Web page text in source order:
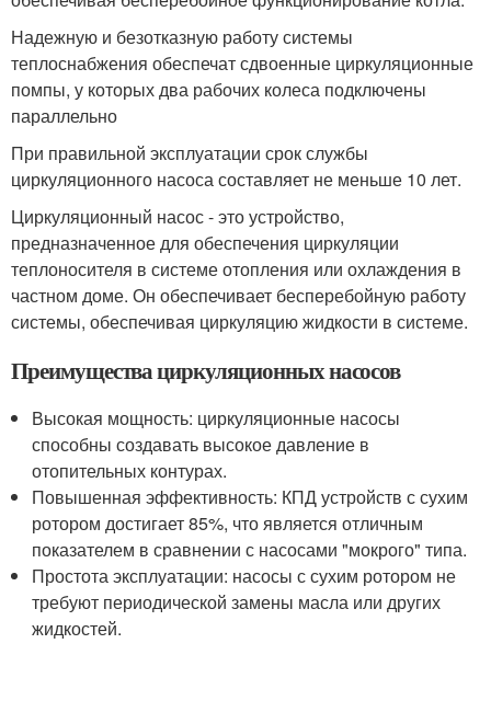
Надежную и безотказную работу системы
теплоснабжения обеспечат сдвоенные циркуляционные
помпы, у которых два рабочих колеса подключены
параллельно
При правильной эксплуатации срок службы
циркуляционного насоса составляет не меньше 10 лет.
Циркуляционный насос - это устройство,
предназначенное для обеспечения циркуляции
теплоносителя в системе отопления или охлаждения в
частном доме. Он обеспечивает бесперебойную работу
системы, обеспечивая циркуляцию жидкости в системе.
Преимущества циркуляционных насосов
Высокая мощность: циркуляционные насосы
способны создавать высокое давление в
отопительных контурах.
Повышенная эффективность: КПД устройств с сухим
ротором достигает 85%, что является отличным
показателем в сравнении с насосами "мокрого" типа.
Простота эксплуатации: насосы с сухим ротором не
требуют периодической замены масла или других
жидкостей.